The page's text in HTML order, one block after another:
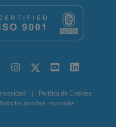
Política de Cookies
los derechos reservados